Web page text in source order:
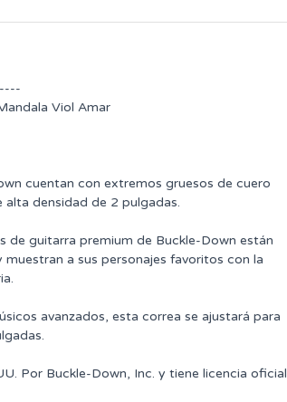
Viol Amar
cuentan con extremos gruesos de cuero
densidad de 2 pulgadas.
de guitarra premium de Buckle-Down están
a sus personajes favoritos con la
avanzados, esta correa se ajustará para
Por Buckle-Down, Inc. y tiene licencia oficial